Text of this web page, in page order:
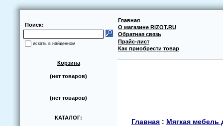
Поиск:
искать в найденном
Главная
О магазине RIZOT.RU
Обратная связь
Прайс-лист
Как приобрести товар
Корзина
(нет товаров)
(нет товаров)
КАТАЛОГ: Главная : Мягкая мебель